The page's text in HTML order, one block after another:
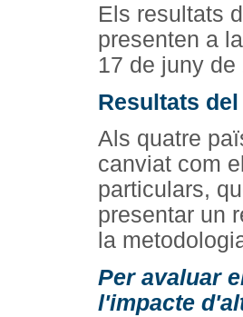
Els resultats
presenten a la
17 de juny de
Resultats
Als quatre
canviat com
particulars,
presentar un
la
Per avaluar
l'impacte